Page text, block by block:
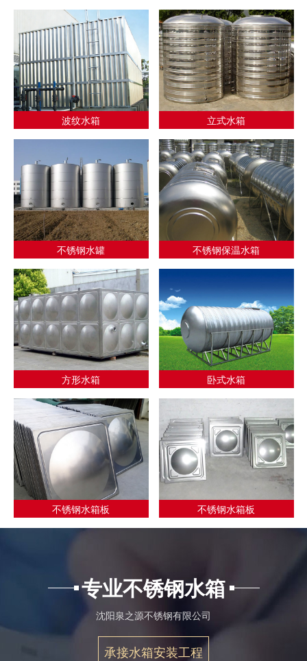
波纹水箱 立式水箱
不锈钢水罐 不锈钢保温水箱
方形水箱 卧式水箱
不锈钢水箱板 不锈钢水箱板
专业不锈钢水箱
沈阳泉之源不锈钢有限公司
承接水箱安装工程